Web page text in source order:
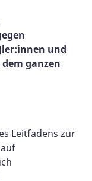
und
ganzen
Leitfadens zur